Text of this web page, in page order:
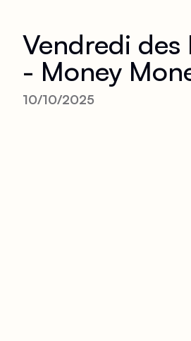
Vendredi des
- Money
10/10/2025